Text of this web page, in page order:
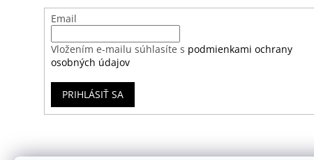
Email
Vložením e-mailu súhlasíte s podmienkami ochrany
osobných údajov
PRIHLÁSIŤ SA